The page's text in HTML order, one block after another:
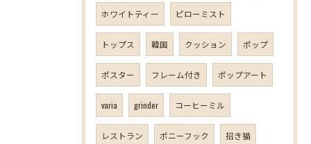
ホワイトティー ピローミスト
トップス 韓国 クッション ポップ
ポスター フレーム付き ポップアート
varia grinder コーヒーミル
レストラン ポニーフック 招き猫